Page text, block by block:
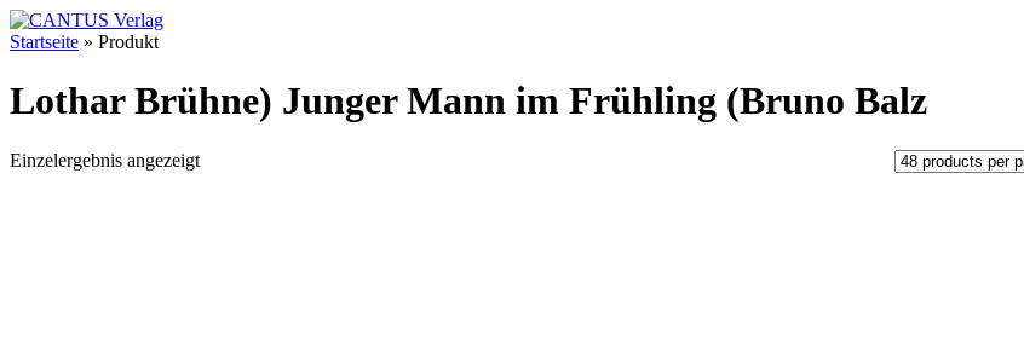
Startseite » Produkt
Lothar Brühne) Junger Mann im Frühling (Bruno Balz
Einzelergebnis angezeigt